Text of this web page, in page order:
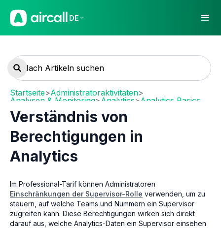
DE
Startseite>Administratoraktivitäten>
Analysen & Monitoring> Analytics> Analytics Basics
Verständnis von
Berechtigungen in
Analytics
Im Professional-Tarif können Administratoren
Einschränkungen der Supervisor-Rolle verwenden, um zu
steuern, auf welche Teams und Nummern ein Supervisor
zugreifen kann. Diese Berechtigungen wirken sich direkt
darauf aus, welche Analytics-Daten ein Supervisor einsehen